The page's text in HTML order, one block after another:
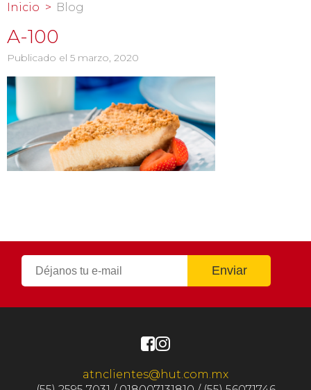
Inicio Blog
A-100
Publicado el 5 marzo, 2020
atnclientes@hut.com.mx